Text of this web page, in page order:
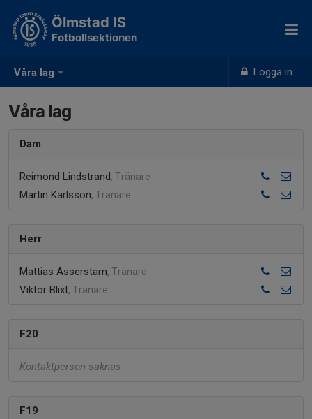
Våra lag Logga in
Ölmstad IS
Fotbollsektionen
Våra lag
Dam
Reimond Lindstrand, Tränare
Martin Karlsson, Tränare
Herr
Mattias Asserstam, Tränare
Viktor Blixt, Tränare
F20
Kontaktperson saknas
F19